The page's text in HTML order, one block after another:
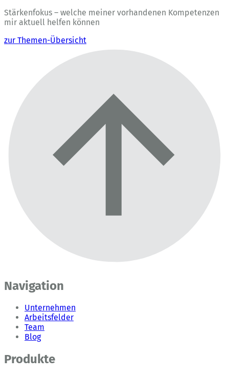
Stärkenfokus – welche meiner vorhandenen Kompetenzen
mir aktuell helfen können
zur Themen-Übersicht
Navigation
Unternehmen
Arbeitsfelder
Team
Blog
Produkte